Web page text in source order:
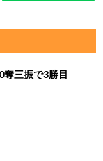
三振で3勝目